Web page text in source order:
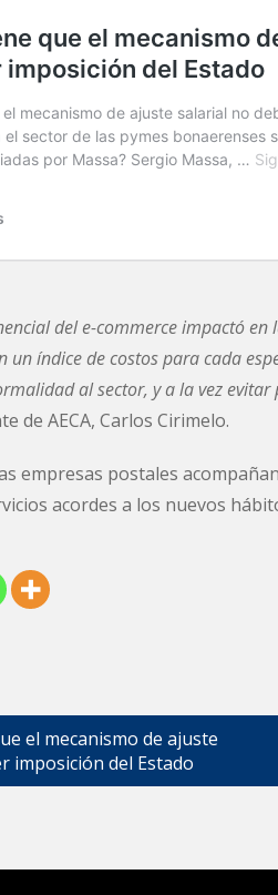
del e-commerce impactó
un índice de costos para cada
al sector, y a la vez
de AECA, Carlos Cirimelo.
empresas postales
acordes a los nuevos
el mecanismo de ajuste
imposición del Estado